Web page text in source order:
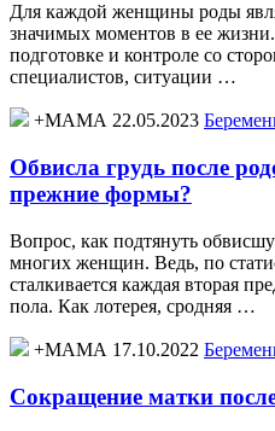
Для каждой женщины роды
значимых моментов в ее
подготовке и контроле со
специалистов, ситуации …
+МАМА 22.05.2023
Обвисла грудь после
прежние формы?
Вопрос, как подтянуть
многих женщин. Ведь, по
сталкивается каждая вторая
пола. Как лотерея, сродняя …
+МАМА 17.10.2022
Сокращение матки